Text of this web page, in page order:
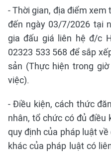
- Thời gian, địa điểm
đến ngày 03/7/2026 tại
gia đấu giá liên hệ đ/c
02323 533 568 để sắp
sản (Thực hiện trong
việc).
- Điều kiện, cách thức
nhân, tổ chức có đủ điều
quy định của pháp luật
khác của pháp luật có